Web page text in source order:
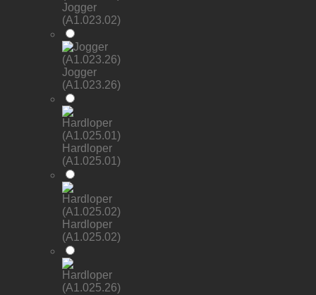
Jogger
(A1.023.02)
Jogger
(A1.023.26)
Hardloper
(A1.025.01)
Hardloper
(A1.025.02)